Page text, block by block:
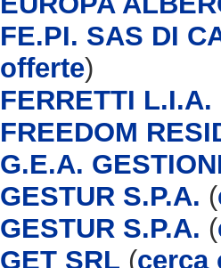
FE.PI. SAS DI
offerte)
FERRETTI L.I.A.
FREEDOM
G.E.A.
GESTUR S.P.A. (
GESTUR S.P.A. (
GET SRL (cerca